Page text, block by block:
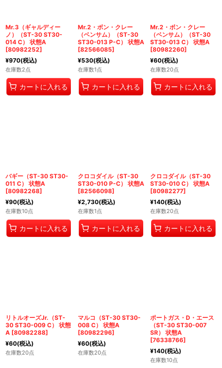
Mr.3（ギャルディー
ノ）（ST-30 ST30-
014 C） 状態A
[80982252]
¥970(税込)
在庫数2点
カートに入れる
Mr.2・ボン・クレー
（ベンサム）（ST-30
ST30-013 P-C） 状態A
[82566085]
¥530(税込)
在庫数1点
カートに入れる
Mr.2・ボン・クレー
（ベンサム）（ST-30
ST30-013 C） 状態A
[80982260]
¥60(税込)
在庫数20点
カートに入れる
バギー（ST-30 ST30-
011 C） 状態A
[80982268]
¥90(税込)
在庫数10点
カートに入れる
クロコダイル（ST-30
ST30-010 P-C） 状態A
[82566098]
¥2,730(税込)
在庫数1点
カートに入れる
クロコダイル（ST-30
ST30-010 C） 状態A
[80982277]
¥140(税込)
在庫数20点
カートに入れる
リトルオーズJr.（ST-
30 ST30-009 C） 状態
A [80982288]
¥60(税込)
在庫数20点
マルコ（ST-30 ST30-
008 C） 状態A
[80982296]
¥60(税込)
在庫数20点
ポートガス・D・エース
（ST-30 ST30-007
SR） 状態A
[76338766]
¥140(税込)
在庫数10点